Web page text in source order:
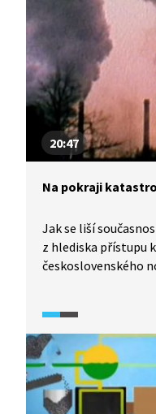
20:47
Na pokraji
Jak se liší
z hlediska přístupu
československého
Devastace
na okraji zájmu.
odborníci mluví o
následky neseme